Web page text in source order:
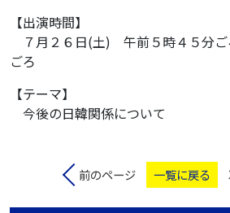
【出演時間】
７月２６日(土) 午前５時４５分ご
ごろ
【テーマ】
今後の日韓関係について
前のページ 一覧に戻る